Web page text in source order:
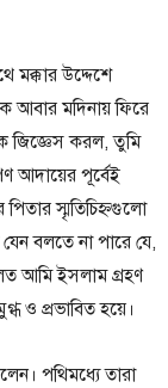
মক্কার উদ্দেশে
আবার মদিনায় ফিরে
জিজ্ঞেস করল, তুমি
আদায়ের পূর্বেই
স্মৃতিচিহ্নগুলো
বলতে না পারে যে,
আমি ইসলাম গ্রহণ
ও প্রভাবিত হয়ে।
পথিমধ্যে তারা